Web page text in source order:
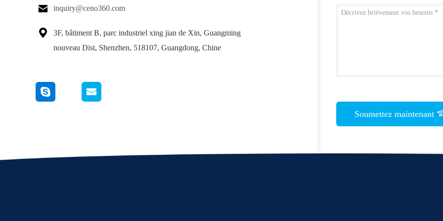
 inquiry@ceno360.com

3F, bâtiment B, parc industriel xing jian de Xin, Guangming
nouveau Dist, Shenzhen, 518107, Guangdong, Chine
Soumettez maintenant